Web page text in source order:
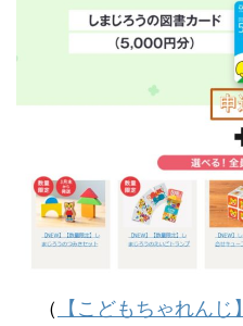
（ 【こどもちゃれんじ】